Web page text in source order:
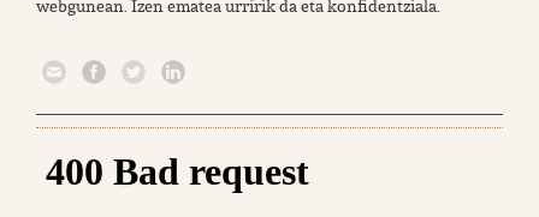
webgunean. Izen ematea urririk da eta konfidentziala.